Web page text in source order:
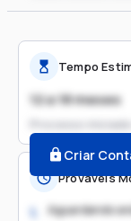
Tempo
12 a 18 meses
Processo iniciado
Criar
Prováveis
1. Aguardando